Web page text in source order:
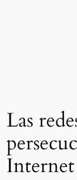
Las
Internet